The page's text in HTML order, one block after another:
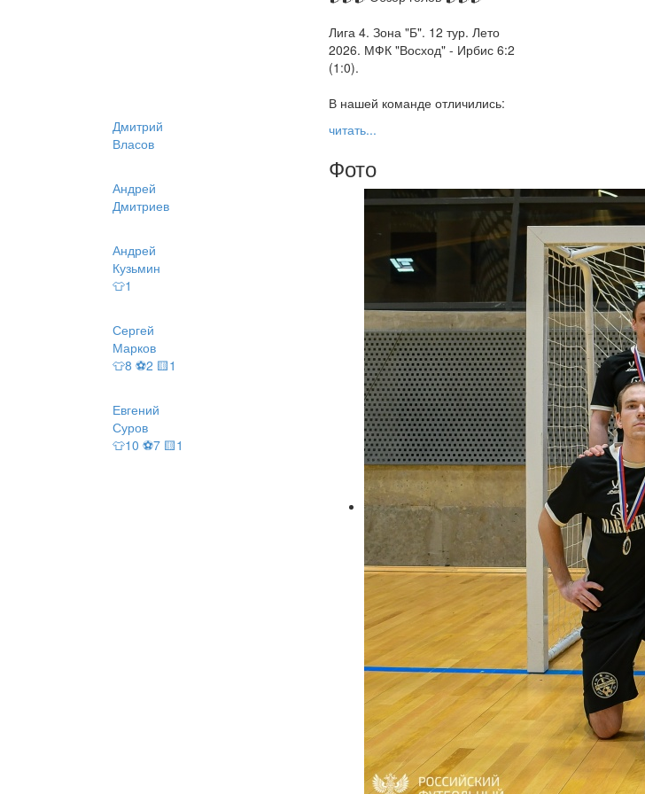
Дмитрий
Власов
Андрей
Дмитриев
Андрей
Кузьмин
👕1
Сергей
Марков
👕8 ⚽2 🟨1
Евгений
Суров
👕10 ⚽7 🟨1
Лига 4. Зона "Б". 12 тур. Лето
2026. МФК "Восход" - Ирбис 6:2
(1:0).
В нашей команде отличились:
читать...
Фото